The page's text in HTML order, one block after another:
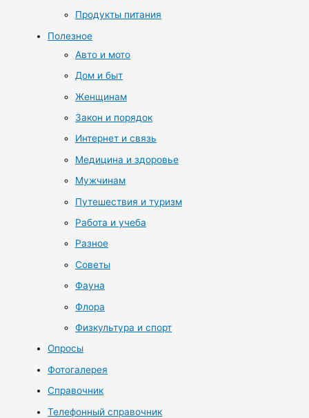
Продукты питания
Полезное
Авто и мото
Дом и быт
Женщинам
Закон и порядок
Интернет и связь
Медицина и здоровье
Мужчинам
Путешествия и туризм
Работа и учеба
Разное
Советы
Фауна
Флора
Физкультура и спорт
Опросы
Фотогалерея
Справочник
Телефонный справочник